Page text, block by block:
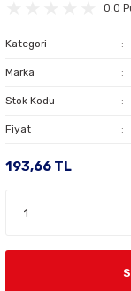
0.0
Kategori
Marka
Stok Kodu
Fiyat
193,66 TL